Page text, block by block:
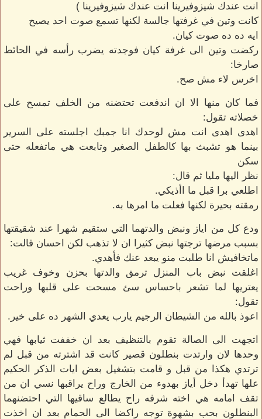
انت عندك شيزوفيرينا انت عندك شيزوفيرينا )
كانت وتين في غرفتها جالسة لكنها تسمع صوت احد يصيح
ايه ده ده صوت كيان.
ركضت وتين الى غرفة كيان فوجدته يضرب رأسه في الحائط
صارخا:
اخرس لاء مش صح.
فما كان منها الا ان اندفعت تحتضنه من الخلف تمسح على
خصلاته تقول:
اهدى اهدى انت مش لوحدك انا جمبك اجلسته على السرير
بينما هو تشبث بها كالطفل الصغير وتابعت هي ماتفعله حتى
سكن
نظر اليها مليا ثم قال:
اطلعي برا قبل ما اأذيكي.
رمقته بحيرة لكنها فعلت ما امرها به.
ودع كل من اياز ونبض والدتهما التي ستقيم شهرا عند شقيقتها
بسبب مرضها ترجتها نبض كثيرا ان لا تذهب لكن احسان قالت:
ماتخافيش انا طلبت منو يبعد عنك فأهدي.
اغلقت نبض باب المنزل ترمق والدتها بحزن وخوف غريب
يعتريها لما تشعر باحساس سئ مسحت على قلبها وراحت
تقول:
اعوذ بالله من الشيطان الرجيم يارب يعدي الشهر ده على خير.
اتجهت الى الصالة تقوم بالتنظيف بعد ان خففت ثيابها فهي
وحدها لان وارتدت بنطلون قصير كانت قد اشترته من قبل لم
ترتدي هكذا من قبل و قامت بتشغيل بعض ايات الذكر الحكيم
علها تهدأ دخل أياز بهدوء من الخارج وراح يراقبها نسي ان من
تقف امامه هي اخته شرفه راح يطالع ساقيها التي احتضنهما
البنطلون بحب بشهوة توجه راكضا الى الحمام بعد ان اخذت